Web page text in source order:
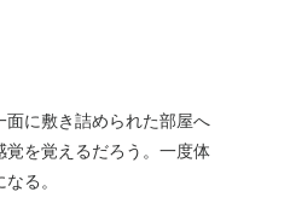
に敷き詰められた部屋へ
を覚えるだろう。一度体
る。